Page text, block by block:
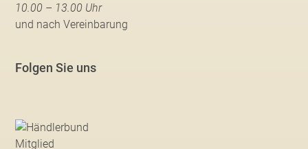
10.00 – 13.00 Uhr
und nach Vereinbarung
Folgen Sie uns